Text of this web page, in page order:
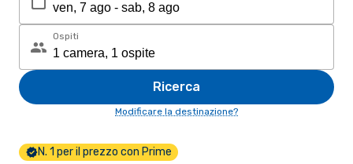
Ospiti
Ricerca
Modificare la destinazione?
N. 1 per il prezzo con Prime